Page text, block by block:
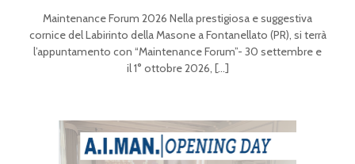
Maintenance Forum 2026 Nella prestigiosa e suggestiva
cornice del Labirinto della Masone a Fontanellato (PR), si terrà
l’appuntamento con “Maintenance Forum”- 30 settembre e
il 1° ottobre 2026, […]